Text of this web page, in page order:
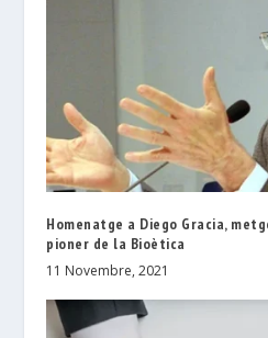
Homenatge a Diego Gracia,
pioner de la Bioètica
11 Novembre, 2021